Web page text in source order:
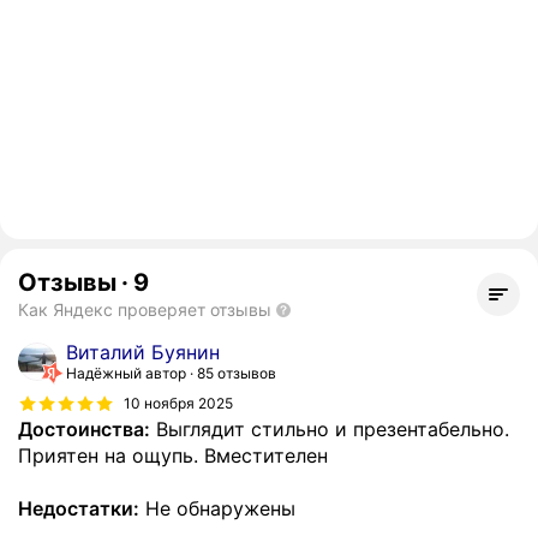
Отзывы · 9
Как Яндекс проверяет отзывы
Виталий Буянин
Надёжный автор 85 отзывов
10 ноября 2025
Достоинства: Выглядит стильно и презентабельно.
Приятен на ощупь. Вместителен
Недостатки: Не обнаружены